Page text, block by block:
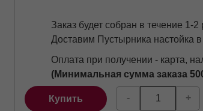
Заказ будет собран в течение 1-
Доставим Пустырника настойка
Оплата при получении - карта,
(Минимальная сумма заказа
Купить - +